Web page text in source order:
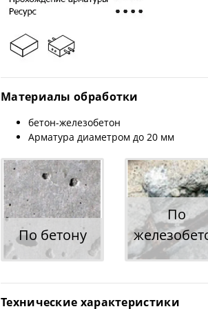
Материалы обработки
бетон-железобетон
Арматура диаметром до 20 мм
По бетону
По
Технические характеристики